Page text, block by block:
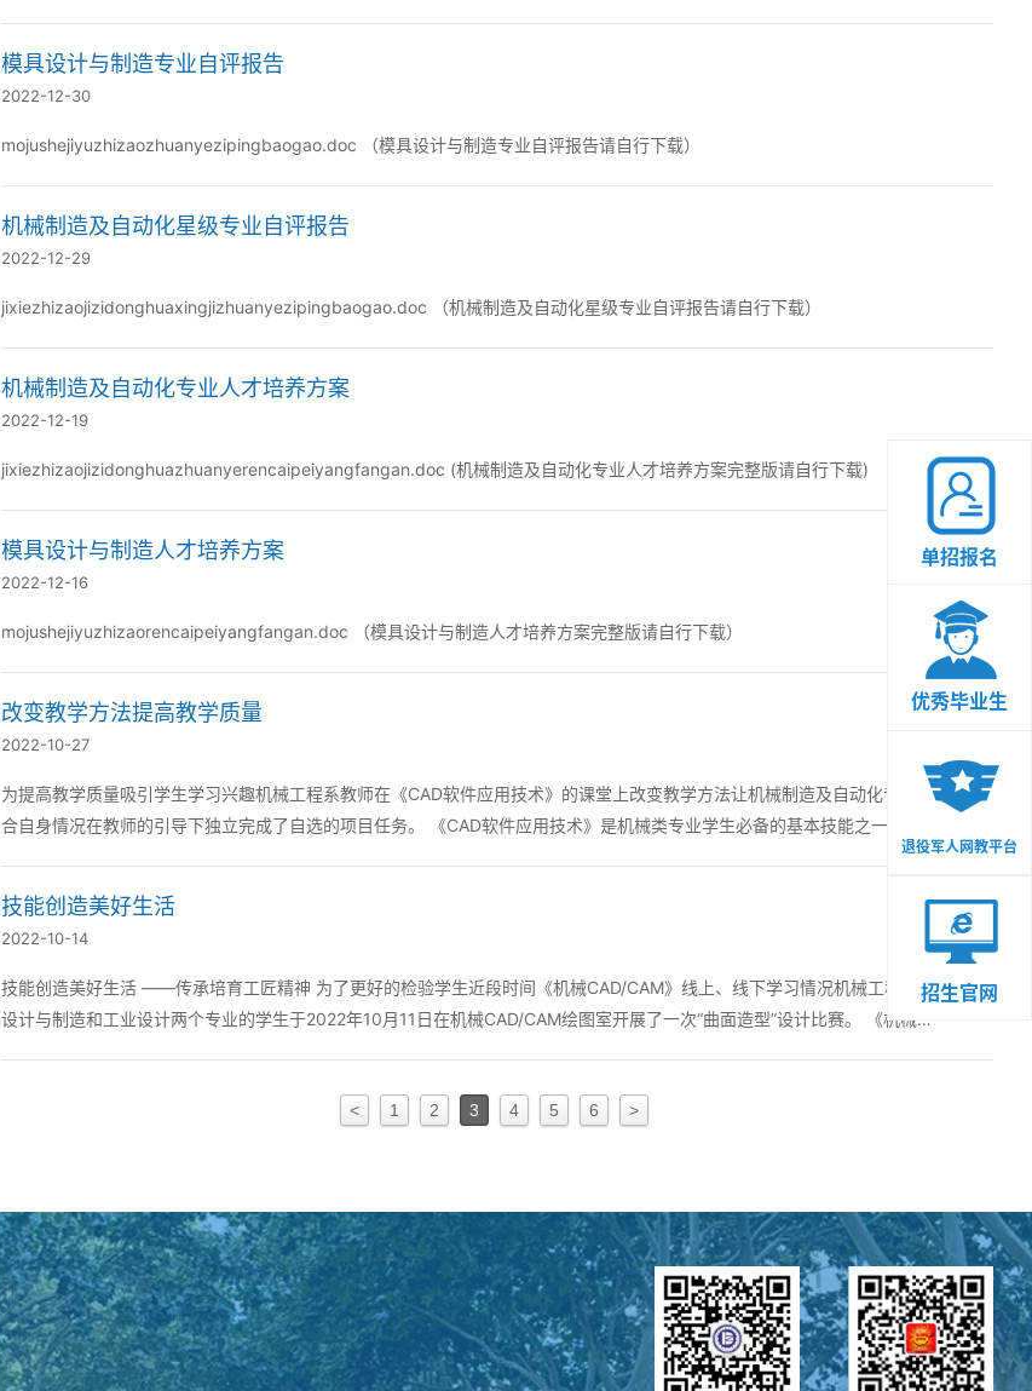
模具设计与制造专业自评报告
2022-12-30
mojushejiyuzhizaozhuanyezipingbaogao.doc （模具设计与制造专业自评报告请自行下载）
机械制造及自动化星级专业自评报告
2022-12-29
jixiezhizaojizidonghuaxingjizhuanyezipingbaogao.doc （机械制造及自动化星级专业自评报告请自行下载）
机械制造及自动化专业人才培养方案
2022-12-19
jixiezhizaojizidonghuazhuanyerencaipeiyangfangan.doc (机械制造及自动化专业人才培养方案完整版请自行下载)
模具设计与制造人才培养方案
2022-12-16
mojushejiyuzhizaorencaipeiyangfangan.doc （模具设计与制造人才培养方案完整版请自行下载）
改变教学方法提高教学质量
2022-10-27
为提高教学质量吸引学生学习兴趣机械工程系教师在《CAD软件应用技术》的课堂上改变教学方法让机械制造及自动化专业的学生结
合自身情况在教师的引导下独立完成了自选的项目任务。 《CAD软件应用技术》是机械类专业学生必备的基本技能之一它需要学生具
技能创造美好生活
2022-10-14
技能创造美好生活 ——传承培育工匠精神 为了更好的检验学生近段时间《机械CAD/CAM》线上、线下学习情况机械工程系组织机械
设计与制造和工业设计两个专业的学生于2022年10月11日在机械CAD/CAM绘图室开展了一次“曲面造型”设计比赛。 《机械
< 1 2 3 4 5 6 >
单招报名
优秀毕业生
退役军人网教平台
招生官网